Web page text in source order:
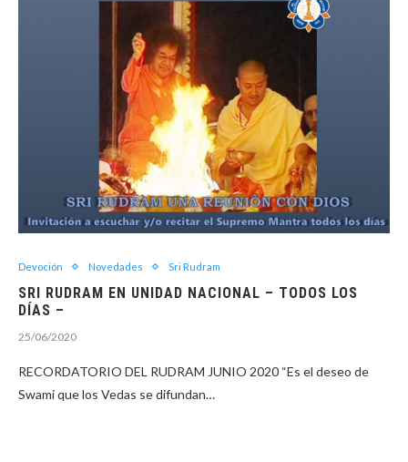
Devoción Novedades Sri Rudram
SRI RUDRAM EN UNIDAD NACIONAL – TODOS LOS
DÍAS –
25/06/2020
RECORDATORIO DEL RUDRAM JUNIO 2020 “Es el deseo de
Swami que los Vedas se difundan…